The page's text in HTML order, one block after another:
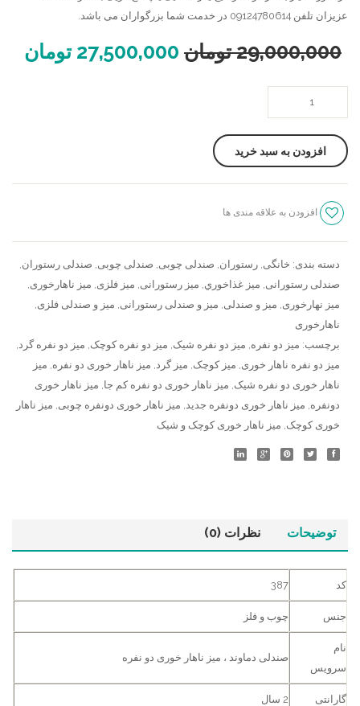
عزیزان تلفن 09124780614 در خدمت شما بزرگواران می باشد.
29,000,000 تومان 27,500,000 تومان
ناهار
خوری
دماوند
افزودن به سبد خرید
افزودن به علاقه مندی ها
دسته بندی: خانگی رستوران صندلی چوبی صندلی چوبی صندلی رستوران
صندلی رستورانی ميز غذاخوري میز رستورانی میز فلزی میز ناهارخوری
میز نهارخوری میز و صندلی میز و صندلی رستورانی میز و صندلی فلزی
ناهارخوری
برچسب: میز دو نفره میز دو نفره شیک میز دو نفره کوچک میز دو نفره گرد
میز دو نفره ناهار خوری میز کوچک میز گرد میز ناهار خوری دو نفره میز
ناهار خوری دو نفره شیک میز ناهار خوری دو نفره کم جا میز ناهار خوری
دونفره میز ناهار خوری دونفره جدید میز ناهار خوری دونفره چوبی میز ناهار
خوری کوچک میز ناهار خوری کوچک و شیک
توضیحات نظرات (0)
کد 387
جنس چوب و فلز
نام
سرویس
صندلی دماوند ، میز ناهار خوری دو نفره
گارانتی 2 سال